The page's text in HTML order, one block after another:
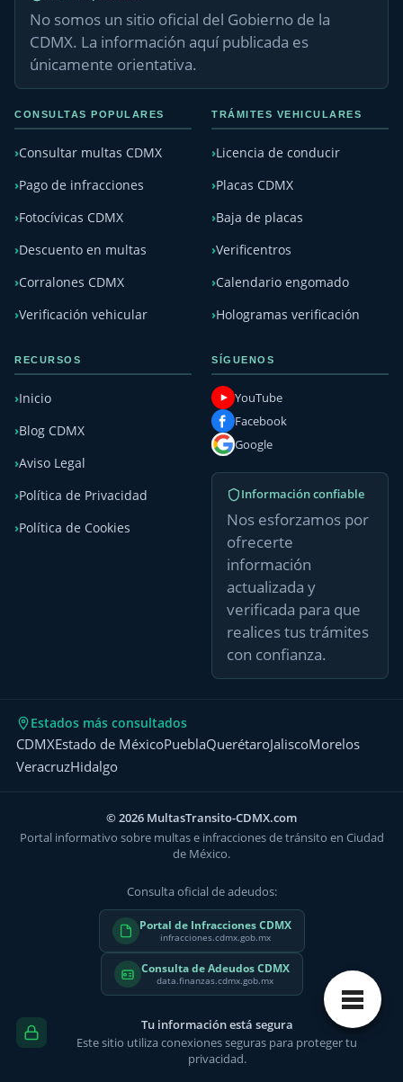
No somos un sitio oficial del Gobierno de la
CDMX. La información aquí publicada es
únicamente orientativa.
CONSULTAS POPULARES
Consultar multas CDMX
Pago de infracciones
Fotocívicas CDMX
Descuento en multas
Corralones CDMX
Verificación vehicular
TRÁMITES VEHICULARES
Licencia de conducir
Placas CDMX
Baja de placas
Verificentros
Calendario engomado
Hologramas verificación
RECURSOS
Inicio
Blog CDMX
Aviso Legal
Política de Privacidad
Política de Cookies
SÍGUENOS
YouTube
Facebook
Google
Información confiable
Nos esforzamos por
ofrecerte
información
actualizada y
verificada para que
realices tus trámites
con confianza.
Estados más consultados
CDMXEstado de MéxicoPueblaQuerétaroJaliscoMorelos
VeracruzHidalgo
© 2026 MultasTransito-CDMX.com
Portal informativo sobre multas e infracciones de tránsito en Ciudad
de México.
Consulta oficial de adeudos:
Portal de Infracciones CDMX
infracciones.cdmx.gob.mx
Consulta de Adeudos CDMX
data.finanzas.cdmx.gob.mx
Tu información está segura
Este sitio utiliza conexiones seguras para proteger tu
privacidad.